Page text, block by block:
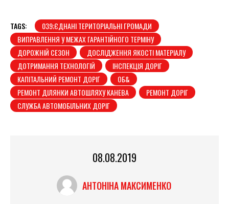
TAGS:
039;ЄДНАНІ ТЕРИТОРІАЛЬНІ ГРОМАДИ
ВИПРАВЛЕННЯ У МЕЖАХ ГАРАНТІЙНОГО ТЕРМІНУ
ДОРОЖНІЙ СЕЗОН
ДОСЛІДЖЕННЯ ЯКОСТІ МАТЕРІАЛУ
ДОТРИМАННЯ ТЕХНОЛОГІЙ
ІНСПЕКЦІЯ ДОРІГ
КАПІТАЛЬНИЙ РЕМОНТ ДОРІГ
ОБ&
РЕМОНТ ДІЛЯНКИ АВТОШЛЯХУ КАНЕВА
РЕМОНТ ДОРІГ
СЛУЖБА АВТОМОБІЛЬНИХ ДОРІГ
08.08.2019
АНТОНІНА МАКСИМЕНКО